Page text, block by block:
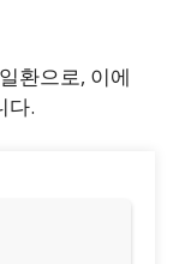
환으로, 이에
다.